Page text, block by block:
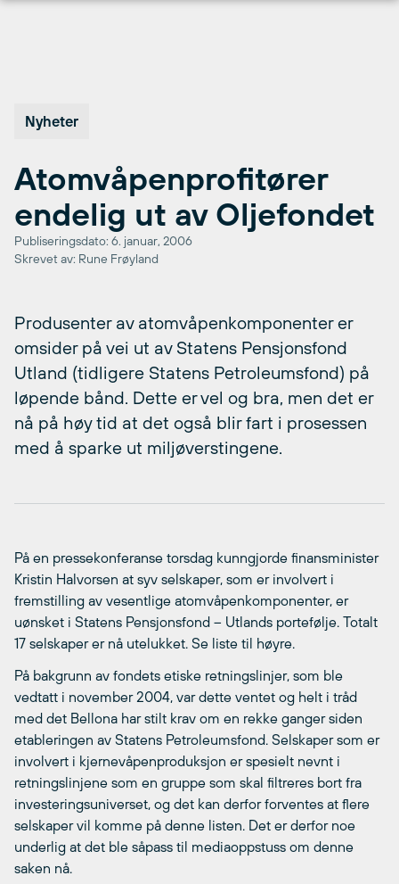
Nyheter
Atomvåpenprofitører
endelig ut av Oljefondet
Publiseringsdato: 6. januar, 2006
Skrevet av: Rune Frøyland
Produsenter av atomvåpenkomponenter er
omsider på vei ut av Statens Pensjonsfond 
Utland (tidligere Statens Petroleumsfond) på
løpende bånd. Dette er vel og bra, men det er
nå på høy tid at det også blir fart i prosessen
med å sparke ut miljøverstingene.
På en pressekonferanse torsdag kunngjorde finansminister
Kristin Halvorsen at syv selskaper, som er involvert i
fremstilling av vesentlige atomvåpenkomponenter, er
uønsket i Statens Pensjonsfond – Utlands portefølje. Totalt
17 selskaper er nå utelukket. Se liste til høyre.
På bakgrunn av fondets etiske retningslinjer, som ble
vedtatt i november 2004, var dette ventet og helt i tråd
med det Bellona har stilt krav om en rekke ganger siden
etableringen av Statens Petroleumsfond. Selskaper som er
involvert i kjernevåpenproduksjon er spesielt nevnt i
retningslinjene som en gruppe som skal filtreres bort fra
investeringsuniverset, og det kan derfor forventes at flere
selskaper vil komme på denne listen. Det er derfor noe
underlig at det ble såpass til mediaoppstuss om denne
saken nå.